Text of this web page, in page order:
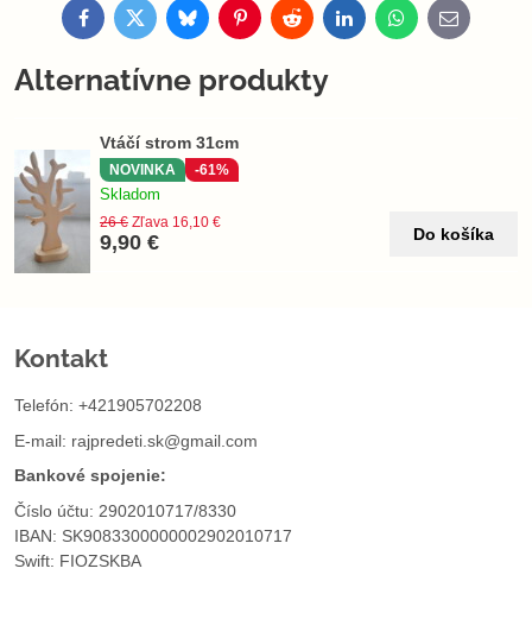
FacebookTwitterBlueskyPinterestRedditLinkedInWhatsApp
E-
mail
Alternatívne produkty
Vtáčí strom 31cm
NOVINKA -61%
Skladom
9,90 €
26 € Zľava 16,10 €
Do košíka
Kontakt
Telefón: +421905702208
E-mail: rajpredeti.sk@gmail.com
Bankové spojenie:
Číslo účtu: 2902010717/8330
IBAN: SK9083300000002902010717
Swift: FIOZSKBA